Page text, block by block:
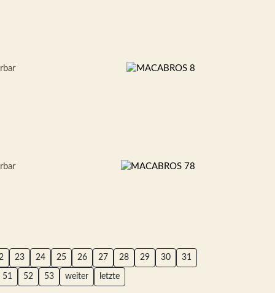
23 24 25 26 27 28 29 30 31
51 52 53 weiter letzte